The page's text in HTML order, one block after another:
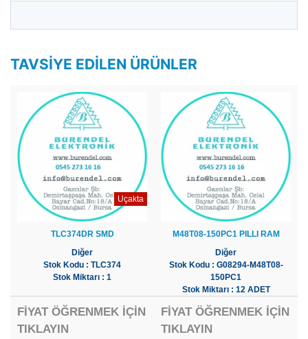
TAVSIYE EDILEN ÜRÜNLER
Uçakta
TLC374DR SMD
Diğer
Stok Kodu : TLC374
Stok Miktarı : 1
FİYAT ÖĞRENMEK İÇİN
TIKLAYIN
M48T08-150PC1 PILLI RAM
Diğer
Stok Kodu : G08294-M48T08-
150PC1
Stok Miktarı : 12 ADET
FİYAT ÖĞRENMEK İÇİN
TIKLAYIN